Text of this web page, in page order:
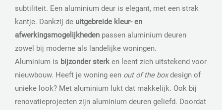
subtiliteit. Een aluminium deur is elegant, met een strak
kantje. Dankzij de uitgebreide kleur- en
afwerkingsmogelijkheden passen aluminium deuren
zowel bij moderne als landelijke woningen.
Aluminium is bijzonder sterk en leent zich uitstekend voor
nieuwbouw. Heeft je woning een out of the boxdesign of
unieke look? Met aluminium lukt dat makkelijk. Ook bij
renovatieprojecten zijn aluminium deuren geliefd. Doordat